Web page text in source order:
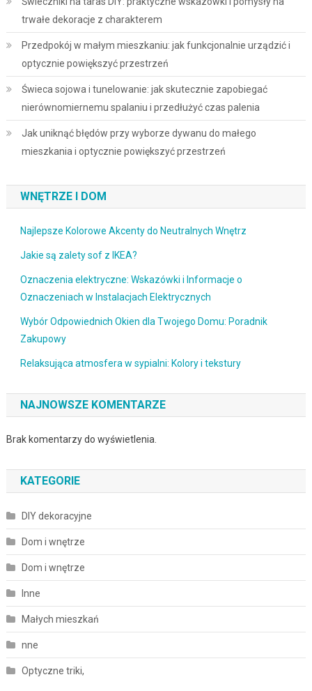
trwałe dekoracje z charakterem
Przedpokój w małym mieszkaniu: jak funkcjonalnie urządzić i
optycznie powiększyć przestrzeń
Świeca sojowa i tunelowanie: jak skutecznie zapobiegać
nierównomiernemu spalaniu i przedłużyć czas palenia
Jak uniknąć błędów przy wyborze dywanu do małego
mieszkania i optycznie powiększyć przestrzeń
WNĘTRZE I DOM
Najlepsze Kolorowe Akcenty do Neutralnych Wnętrz
Jakie są zalety sof z IKEA?
Oznaczenia elektryczne: Wskazówki i Informacje o
Oznaczeniach w Instalacjach Elektrycznych
Wybór Odpowiednich Okien dla Twojego Domu: Poradnik
Zakupowy
Relaksująca atmosfera w sypialni: Kolory i tekstury
NAJNOWSZE KOMENTARZE
Brak komentarzy do wyświetlenia.
KATEGORIE
DIY dekoracyjne
Dom i wnętrze
Dom i wnętrze
Inne
Małych mieszkań
nne
Optyczne triki,